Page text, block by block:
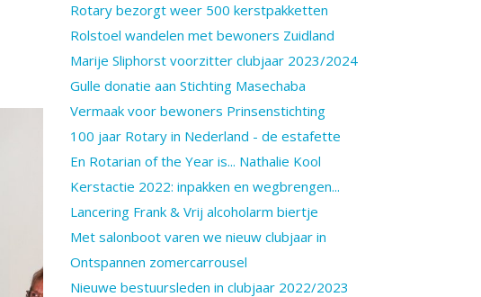
Rotary bezorgt weer 500 kerstpakketten
Rolstoel wandelen met bewoners Zuidland
Marije Sliphorst voorzitter clubjaar 2023/2024
Gulle donatie aan Stichting Masechaba
Vermaak voor bewoners Prinsenstichting
100 jaar Rotary in Nederland - de estafette
En Rotarian of the Year is... Nathalie Kool
Kerstactie 2022: inpakken en wegbrengen...
Lancering Frank & Vrij alcoholarm biertje
Met salonboot varen we nieuw clubjaar in
Ontspannen zomercarrousel
Nieuwe bestuursleden in clubjaar 2022/2023